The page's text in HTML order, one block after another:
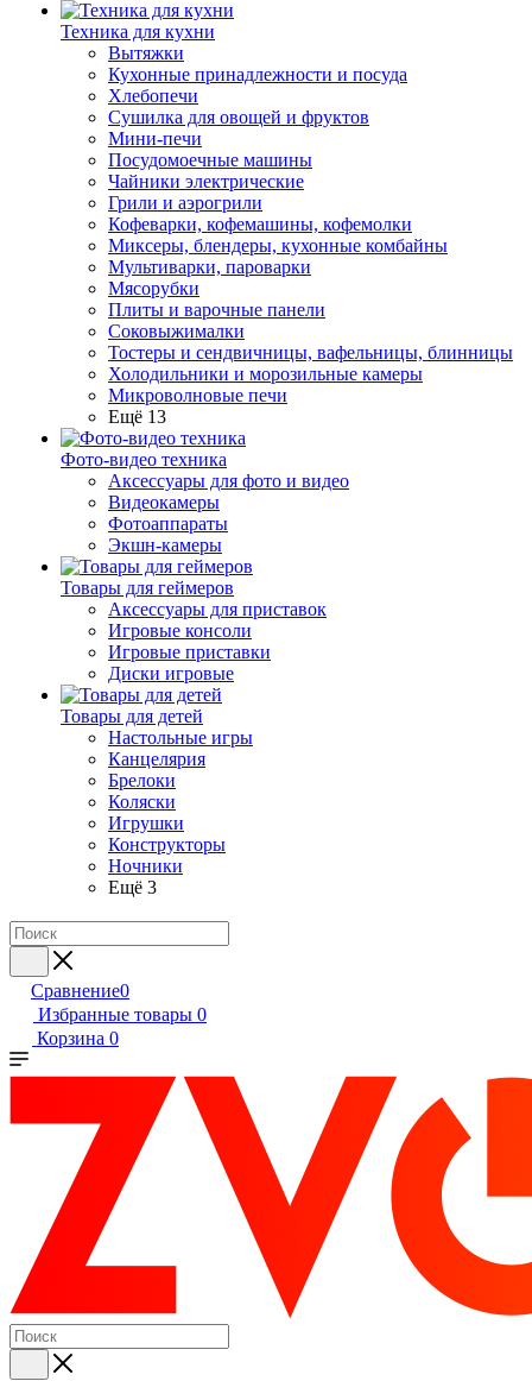
Техника для кухни
Вытяжки
Кухонные принадлежности и посуда
Хлебопечи
Сушилка для овощей и фруктов
Мини-печи
Посудомоечные машины
Чайники электрические
Грили и аэрогрили
Кофеварки, кофемашины, кофемолки
Миксеры, блендеры, кухонные комбайны
Мультиварки, пароварки
Мясорубки
Плиты и варочные панели
Соковыжималки
Тостеры и сендвичницы, вафельницы, блинницы
Холодильники и морозильные камеры
Микроволновые печи
Ещё 13
Фото-видео техника
Аксессуары для фото и видео
Видеокамеры
Фотоаппараты
Экшн-камеры
Товары для геймеров
Аксессуары для приставок
Игровые консоли
Игровые приставки
Диски игровые
Товары для детей
Настольные игры
Канцелярия
Брелоки
Коляски
Игрушки
Конструкторы
Ночники
Ещё 3
Сравнение0
Избранные товары 0
Корзина 0